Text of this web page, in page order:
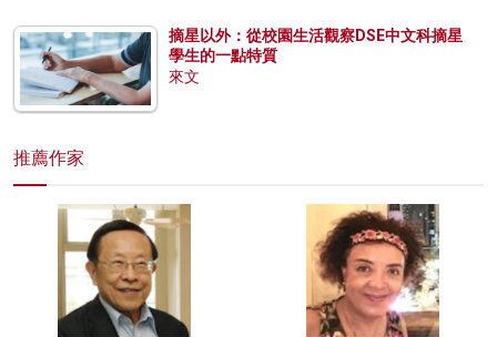
摘星以外：從校園生活觀察DSE中文科摘星
學生的一點特質
來文
推薦作家